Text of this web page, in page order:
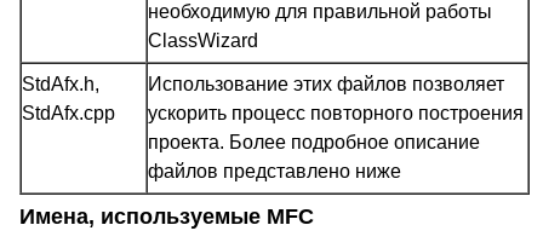
необходимую для правильной работы
ClassWizard
StdAfx.h,
StdAfx.cpp
Использование этих файлов позволяет
ускорить процесс повторного построения
проекта. Более подробное описание
файлов представлено ниже
Имена, используемые MFC